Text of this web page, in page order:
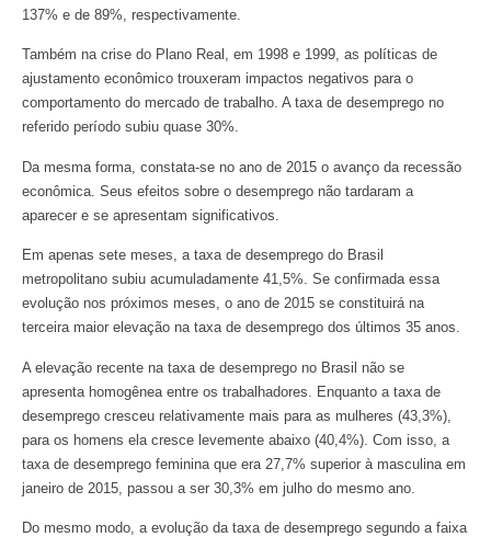
137% e de 89%, respectivamente.
Também na crise do Plano Real, em 1998 e 1999, as políticas de
ajustamento econômico trouxeram impactos negativos para o
comportamento do mercado de trabalho. A taxa de desemprego no
referido período subiu quase 30%.
Da mesma forma, constata-se no ano de 2015 o avanço da recessão
econômica. Seus efeitos sobre o desemprego não tardaram a
aparecer e se apresentam significativos.
Em apenas sete meses, a taxa de desemprego do Brasil
metropolitano subiu acumuladamente 41,5%. Se confirmada essa
evolução nos próximos meses, o ano de 2015 se constituirá na
terceira maior elevação na taxa de desemprego dos últimos 35 anos.
A elevação recente na taxa de desemprego no Brasil não se
apresenta homogênea entre os trabalhadores. Enquanto a taxa de
desemprego cresceu relativamente mais para as mulheres (43,3%),
para os homens ela cresce levemente abaixo (40,4%). Com isso, a
taxa de desemprego feminina que era 27,7% superior à masculina em
janeiro de 2015, passou a ser 30,3% em julho do mesmo ano.
Do mesmo modo, a evolução da taxa de desemprego segundo a faixa